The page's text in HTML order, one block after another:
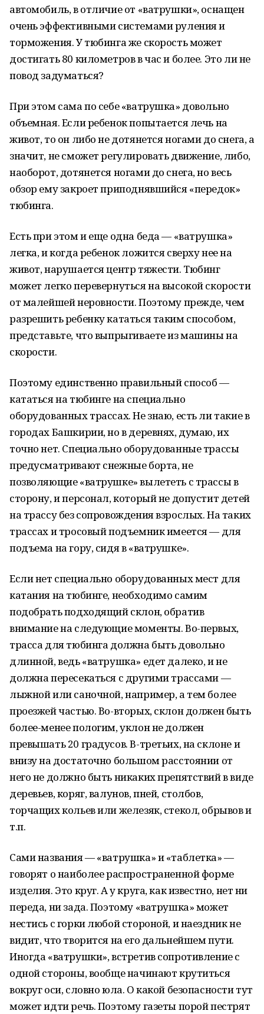
автомобиль, в отличие от «ватрушки», оснащен
очень эффективными системами руления и
торможения. У тюбинга же скорость может
достигать 80 километров в час и более. Это ли не
повод задуматься?
При этом сама по себе «ватрушка» довольно
объемная. Если ребенок попытается лечь на
живот, то он либо не дотянется ногами до снега, а
значит, не сможет регулировать движение, либо,
наоборот, дотянется ногами до снега, но весь
обзор ему закроет приподнявшийся «передок»
тюбинга.
Есть при этом и еще одна беда — «ватрушка»
легка, и когда ребенок ложится сверху нее на
живот, нарушается центр тяжести. Тюбинг
может легко перевернуться на высокой скорости
от малейшей неровности. Поэтому прежде, чем
разрешить ребенку кататься таким способом,
представьте, что выпрыгиваете из машины на
скорости.
Поэтому единственно правильный способ —
кататься на тюбинге на специально
оборудованных трассах. Не знаю, есть ли такие в
городах Башкирии, но в деревнях, думаю, их
точно нет. Специально оборудованные трассы
предусматривают снежные борта, не
позволяющие «ватрушке» вылететь с трассы в
сторону, и персонал, который не допустит детей
на трассу без сопровождения взрослых. На таких
трассах и тросовый подъемник имеется — для
подъема на гору, сидя в «ватрушке».
Если нет специально оборудованных мест для
катания на тюбинге, необходимо самим
подобрать подходящий склон, обратив
внимание на следующие моменты. Во-первых,
трасса для тюбинга должна быть довольно
длинной, ведь «ватрушка» едет далеко, и не
должна пересекаться с другими трассами —
лыжной или саночной, например, а тем более
проезжей частью. Во-вторых, склон должен быть
более-менее пологим, уклон не должен
превышать 20 градусов. В-третьих, на склоне и
внизу на достаточно большом расстоянии от
него не должно быть никаких препятствий в виде
деревьев, коряг, валунов, пней, столбов,
торчащих кольев или железяк, стекол, обрывов и
т.п.
Сами названия — «ватрушка» и «таблетка» —
говорят о наиболее распространенной форме
изделия. Это круг. А у круга, как известно, нет ни
переда, ни зада. Поэтому «ватрушка» может
нестись с горки любой стороной, и наездник не
видит, что творится на его дальнейшем пути.
Иногда «ватрушки», встретив сопротивление с
одной стороны, вообще начинают крутиться
вокруг оси, словно юла. О какой безопасности тут
может идти речь. Поэтому газеты порой пестрят